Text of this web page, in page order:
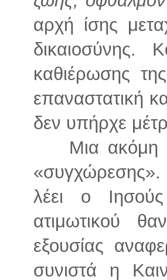
αρχή ίσης
καθιέρωσης
επαναστατική
δεν υπήρχε
Μια ακόμη
«συγχώρεσης».
λέει ο
ατιμωτικού
εξουσίας
συνιστά η